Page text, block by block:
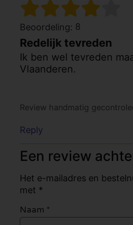
Beoordeling: 8
Redelijk tevreden
Ik ben wel tevreden
Vlaanderen.
Review handmatig
Reply
Een review
Het e-mailadres en
met *
Naam *